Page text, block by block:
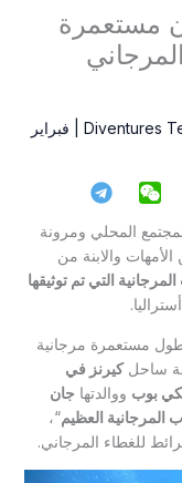
مستعمرة
|فبراير
المحلي ومرونة
والابنة من
التي تم توثيقها
مستعمرة مرجانية
ساحلكيرنز في
ووالدتهاجان
العظيم“،
المرجاني.